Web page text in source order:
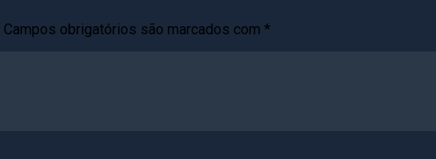
Campos obrigatórios são marcados com *